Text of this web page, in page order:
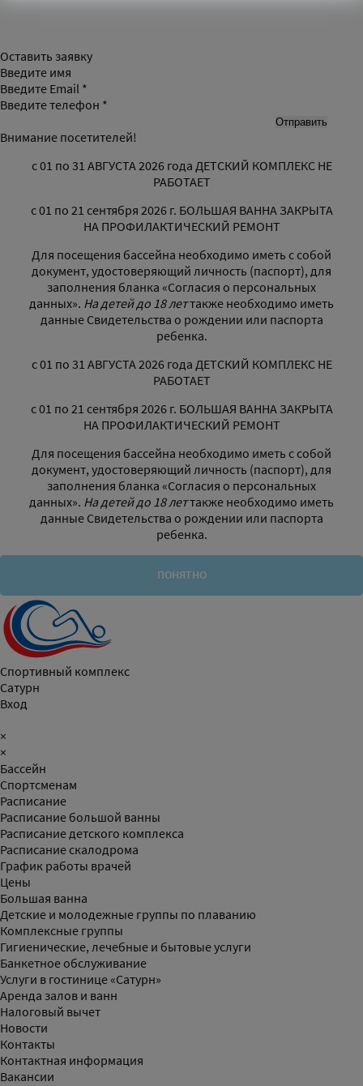
Оставить заявку
Введите имя
Введите Email *
Введите телефон *
Внимание посетителей!
с 01 по 31 АВГУСТА 2026 года ДЕТСКИЙ КОМПЛЕКС НЕ
РАБОТАЕТ
с 01 по 21 сентября 2026 г. БОЛЬШАЯ ВАННА ЗАКРЫТА
НА ПРОФИЛАКТИЧЕСКИЙ РЕМОНТ
Для посещения бассейна необходимо иметь с собой
документ, удостоверяющий личность (паспорт), для
заполнения бланка «Согласия о персональных
данных». На детей до 18 леттакже необходимо иметь
данные Свидетельства о рождении или паспорта
ребенка.
с 01 по 31 АВГУСТА 2026 года ДЕТСКИЙ КОМПЛЕКС НЕ
РАБОТАЕТ
с 01 по 21 сентября 2026 г. БОЛЬШАЯ ВАННА ЗАКРЫТА
НА ПРОФИЛАКТИЧЕСКИЙ РЕМОНТ
Для посещения бассейна необходимо иметь с собой
документ, удостоверяющий личность (паспорт), для
заполнения бланка «Согласия о персональных
данных». На детей до 18 леттакже необходимо иметь
данные Свидетельства о рождении или паспорта
ребенка.
ПОНЯТНО
Спортивный комплекс
Сатурн
Вход
×
×
Бассейн
Спортсменам
Расписание
Расписание большой ванны
Расписание детского комплекса
Расписание скалодрома
График работы врачей
Цены
Большая ванна
Детские и молодежные группы по плаванию
Комплексные группы
Гигиенические, лечебные и бытовые услуги
Банкетное обслуживание
Услуги в гостинице «Сатурн»
Аренда залов и ванн
Налоговый вычет
Новости
Контакты
Контактная информация
Вакансии